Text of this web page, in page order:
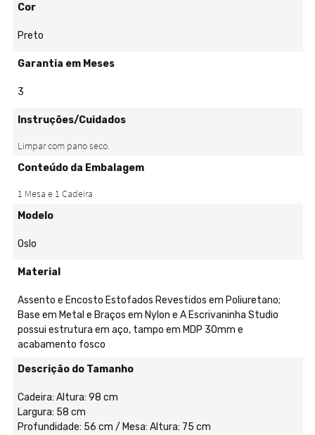
Cor
Preto
Garantia em Meses
3
Instruções/Cuidados
Conteúdo da Embalagem
Modelo
Oslo
Material
Assento e Encosto Estofados Revestidos em Poliuretano;
Base em Metal e Braços em Nylon e A Escrivaninha Studio
possui estrutura em aço, tampo em MDP 30mm e
acabamento fosco
Descrição do Tamanho
Cadeira: Altura: 98 cm
Largura: 58 cm
Profundidade: 56 cm / Mesa: Altura: 75 cm